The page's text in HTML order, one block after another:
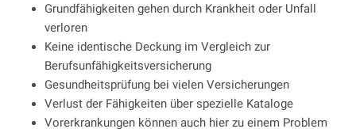
Grundfähigkeiten gehen durch Krankheit oder Unfall
verloren
Keine identische Deckung im Vergleich zur
Berufsunfähigkeitsversicherung
Gesundheitsprüfung bei vielen Versicherungen
Verlust der Fähigkeiten über spezielle Kataloge
Vorerkrankungen können auch hier zu einem Problem